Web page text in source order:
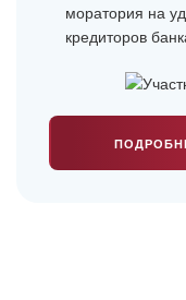
моратория на
кредиторов